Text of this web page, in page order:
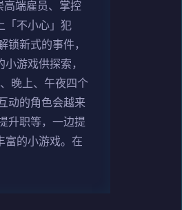
高端雇员、掌控
「不小心」犯
新式的事件，
游戏供探索，
晚上、午夜四个
动的角色会越来
升职等，一边提
富的小游戏。在